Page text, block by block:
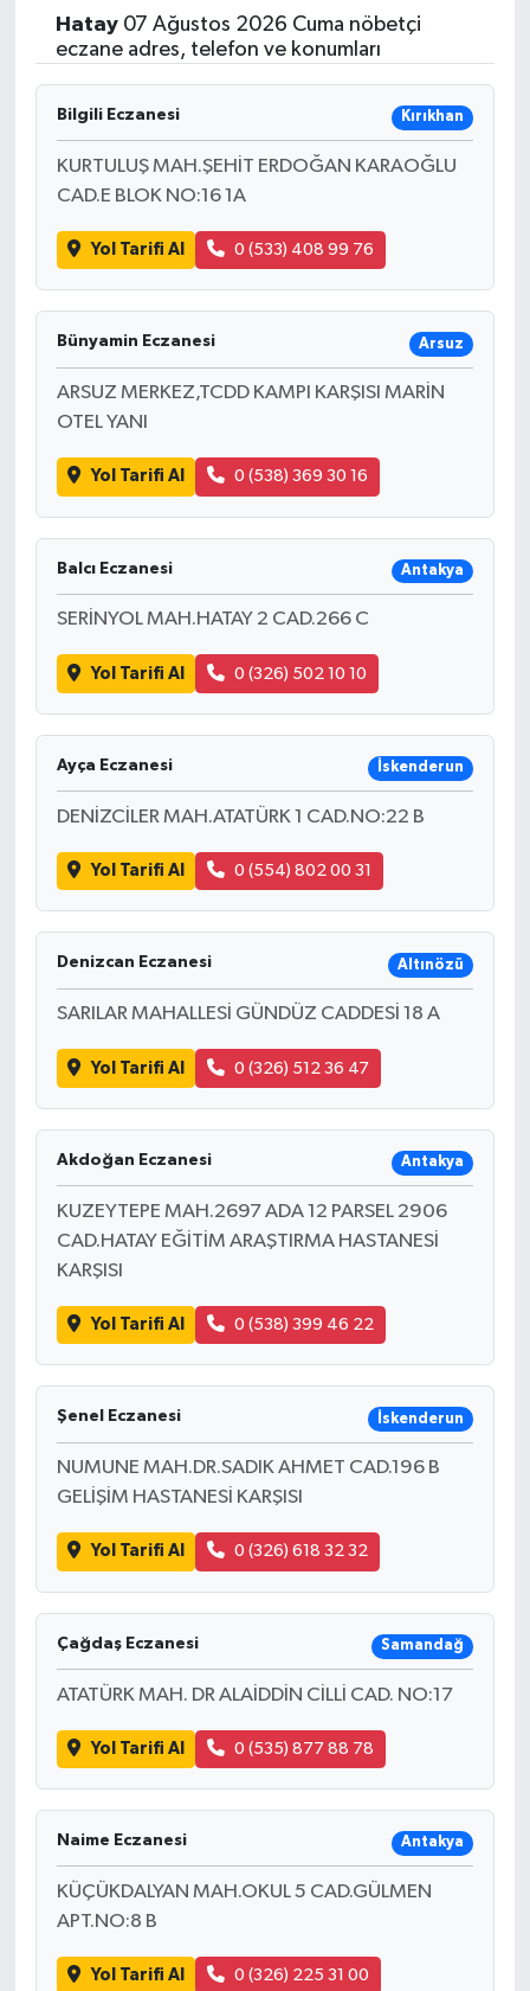
Hatay07 Ağustos 2026 Cuma nöbetçi
eczane adres, telefon ve konumları
Bilgili Eczanesi Kırıkhan
KURTULUŞ MAH.ŞEHİT ERDOĞAN KARAOĞLU
CAD.E BLOK NO:16 1A
Yol Tarifi Al 0 (533) 408 99 76
Bünyamin Eczanesi Arsuz
ARSUZ MERKEZ,TCDD KAMPI KARŞISI MARİN
OTEL YANI
Yol Tarifi Al 0 (538) 369 30 16
Balcı Eczanesi Antakya
SERİNYOL MAH.HATAY 2 CAD.266 C
Yol Tarifi Al 0 (326) 502 10 10
Ayça Eczanesi İskenderun
DENİZCİLER MAH.ATATÜRK 1 CAD.NO:22 B
Yol Tarifi Al 0 (554) 802 00 31
Denizcan Eczanesi Altınözü
SARILAR MAHALLESİ GÜNDÜZ CADDESİ 18 A
Yol Tarifi Al 0 (326) 512 36 47
Akdoğan Eczanesi Antakya
KUZEYTEPE MAH.2697 ADA 12 PARSEL 2906
CAD.HATAY EĞİTİM ARAŞTIRMA HASTANESİ
KARŞISI
Yol Tarifi Al 0 (538) 399 46 22
Şenel Eczanesi İskenderun
NUMUNE MAH.DR.SADIK AHMET CAD.196 B
GELİŞİM HASTANESİ KARŞISI
Yol Tarifi Al 0 (326) 618 32 32
Çağdaş Eczanesi Samandağ
ATATÜRK MAH. DR ALAİDDİN CİLLİ CAD. NO:17
Yol Tarifi Al 0 (535) 877 88 78
Naime Eczanesi Antakya
KÜÇÜKDALYAN MAH.OKUL 5 CAD.GÜLMEN
APT.NO:8 B
Yol Tarifi Al 0 (326) 225 31 00
Yaşam